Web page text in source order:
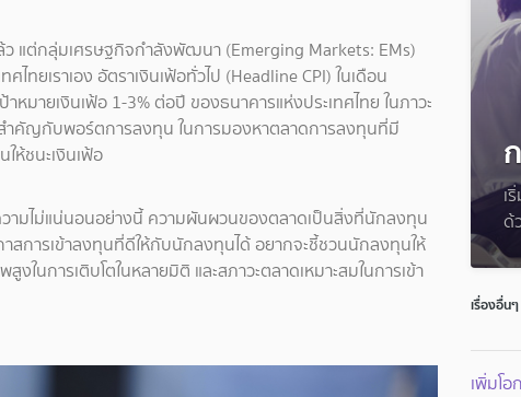
ว แต่กลุ่มเศรษฐกิจกำลังพัฒนา (Emerging Markets: EMs)
ไทยเราเอง อัตราเงินเฟ้อทั่วไป (Headline CPI) ในเดือน
มายเงินเฟ้อ 1-3% ต่อปี ของธนาคารแห่งประเทศไทย ในภาวะ
คัญกับพอร์ตการลงทุน ในการมองหาตลาดการลงทุนที่มี
ห้ชนะเงินเฟ้อ
ามไม่แน่นอนอย่างนี้ ความผันผวนของตลาดเป็นสิ่งที่นักลงทุน
สการเข้าลงทุนที่ดีให้กับนักลงทุนได้ อยากจะชี้ชวนนักลงทุนให้
การเติบโตในหลายมิติ และสภาวะตลาดเหมาะสมในการเข้า
เ
ด้
เรื่องอื่น
เพิ่มโ